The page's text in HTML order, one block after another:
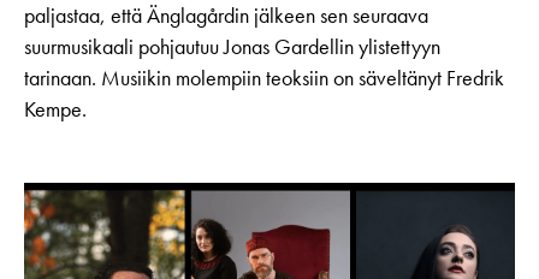
paljastaa, että Änglagårdin jälkeen sen seuraava
suurmusikaali pohjautuu Jonas Gardellin ylistettyyn
tarinaan. Musiikin molempiin teoksiin on säveltänyt Fredrik
Kempe.